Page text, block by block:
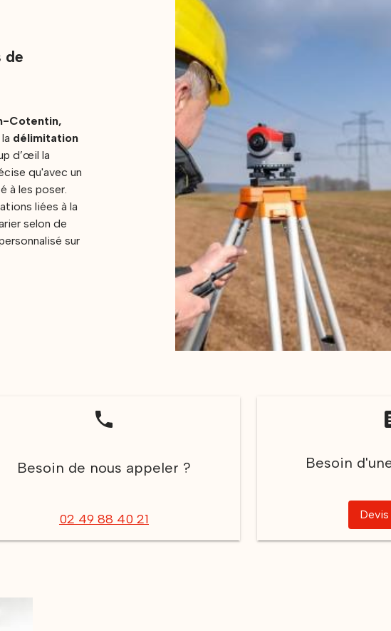
de
Cotentin,
délimitation
d’œil la
qu'avec un
à les poser.
liées à la
selon de
sur
phone
Besoin de nous appeler ?
02 49 88 40 21
Besoin